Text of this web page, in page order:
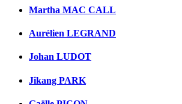
Martha MAC CALL
Aurélien LEGRAND
Johan LUDOT
Jikang PARK